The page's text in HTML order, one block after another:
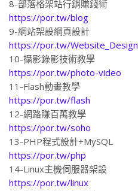
8-部落格架站行銷賺錢術
https://por.tw/blog
9-網站架設網頁設計
https://por.tw/Website_Design
10-攝影錄影技術教學
https://por.tw/photo-video
11-Flash動畫教學
https://por.tw/flash
12-網路賺百萬教學
https://por.tw/soho
13-PHP程式設計+MySQL
https://por.tw/php
14-Linux主機伺服器架設
https://por.tw/linux